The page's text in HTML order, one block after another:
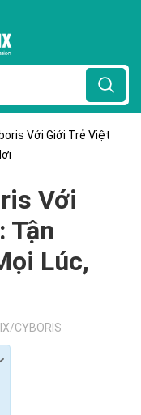
Với Giới Trẻ Việt
Với
Tận
Lúc,
CYBORIS